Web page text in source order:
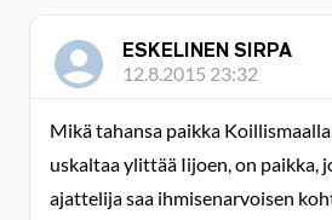
ESKELINEN SIRPA
12.8.2015 23:32
Mikä tahansa paikka
uskaltaa ylittää Iijoen, on paikka,
ajattelija saa ihmisenarvoisen